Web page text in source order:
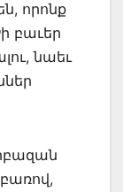
որոնք
բաւեր
նաեւ
բառով,